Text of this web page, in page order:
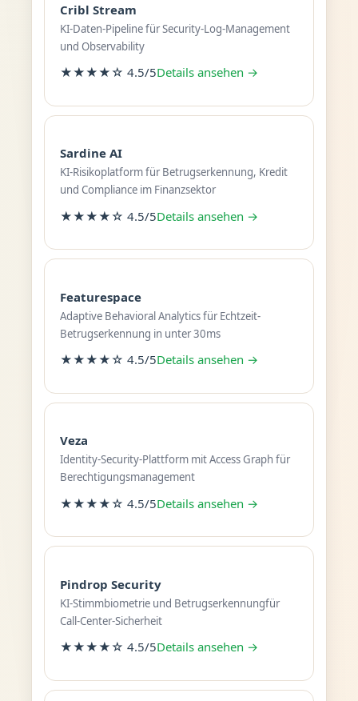
Cribl Stream
KI-Daten-Pipeline für Security-Log-Management
und Observability
★★★★☆ 4.5/5Details ansehen →
Sardine AI
KI-Risikoplatform für Betrugserkennung, Kredit
und Compliance im Finanzsektor
★★★★☆ 4.5/5Details ansehen →
Featurespace
Adaptive Behavioral Analytics für Echtzeit-
Betrugserkennung in unter 30ms
★★★★☆ 4.5/5Details ansehen →
Veza
Identity-Security-Plattform mit Access Graph für
Berechtigungsmanagement
★★★★☆ 4.5/5Details ansehen →
Pindrop Security
KI-Stimmbiometrie und Betrugserkennungfür
Call-Center-Sicherheit
★★★★☆ 4.5/5Details ansehen →